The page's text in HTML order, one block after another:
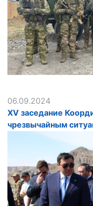
06.09.2024
XV заседание
чрезвычайным